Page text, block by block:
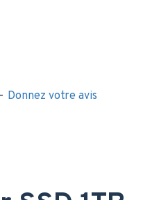
- Donnez votre avis